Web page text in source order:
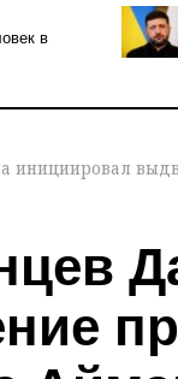
в
инициировал